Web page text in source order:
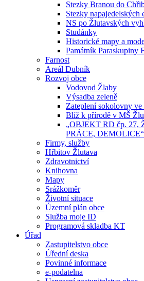
Stezky Branou do
Stezky napajedelských
NS po Žlutavských
Studánky
Historické mapy a
Památník Paraskupiny
Farnost
Areál Dubník
Rozvoj obce
Vodovod Žlaby
Výsadba zeleně
Zateplení sokolovny
Blíž k přírodě v MŠ
„OBJEKT RD čp.
PRÁCE, DEMOLICE“
Firmy, služby
Hřbitov Žlutava
Zdravotnictví
Knihovna
Mapy
Srážkoměr
Životní situace
Územní plán obce
Služba moje ID
Programová skladba KT
Úřad
Zastupitelstvo obce
Úřední deska
Povinné informace
e-podatelna